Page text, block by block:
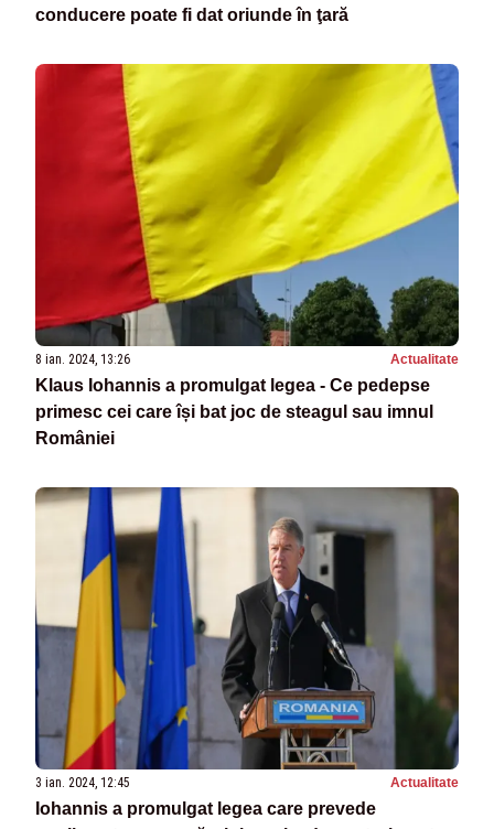
conducere poate fi dat oriunde în ţară
8 ian. 2024, 13:26 Actualitate
Klaus Iohannis a promulgat legea - Ce pedepse
primesc cei care își bat joc de steagul sau imnul
României
3 ian. 2024, 12:45 Actualitate
Iohannis a promulgat legea care prevede